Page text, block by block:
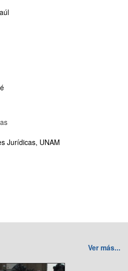
Jurídicas, UNAM
Ver más...